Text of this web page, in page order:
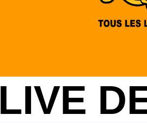
LIVE